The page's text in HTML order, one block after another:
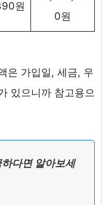
원
0원
은 가입일, 세금, 우
있으니까 참고용으
다면 알아보세